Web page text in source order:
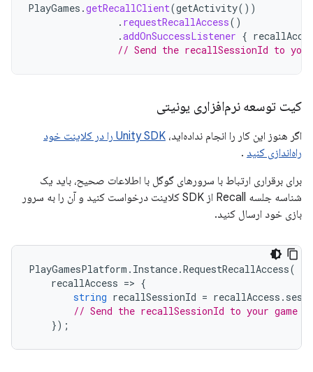
PlayGames .getRecallClient(getActivity())
. requestRecallAccess()
.addOnSuccessListener {
// Send the recallSessionId to your
کیت توسعه نرم‌افزاری یونیتی
اگر هنوز این کار را انجام نداده‌اید،
Unity SDK را در کلاینت خود
راه‌اندازی کنید .
برای برقراری ارتباط با سرورهای گوگل با اطلاعات صحیح، باید یک
شناسه جلسه Recall از SDK کلاینت درخواست کنید و آن را به سرور
بازی خود ارسال کنید.
PlayGamesPlatform . Instance.RequestRecallAccess(
recallAccess => {
string recallSessionId = recallAccess .
// Send the recallSessionId to your game
});